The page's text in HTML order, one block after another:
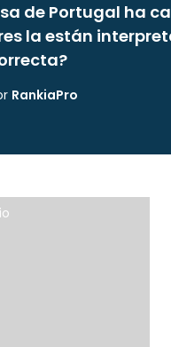
de Portugal ha
la están
RankiaPro